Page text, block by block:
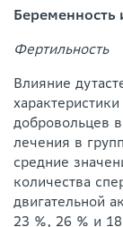
Беременность
Фертильность
Влияние
добровольцев
лечения в
средние
количества
двигательной
23 %, 26 % и